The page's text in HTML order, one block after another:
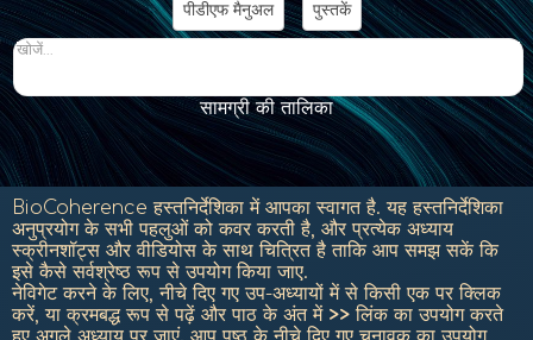
पीडीएफ मैनुअल पुस्तकें
खोजें...
सामग्री की तालिका
BioCoherence हस्तनिर्देशिका में आपका स्वागत है. यह हस्तनिर्देशिका
अनुप्रयोग के सभी पहलुओं को कवर करती है, और प्रत्येक अध्याय
स्क्रीनशॉट्स और वीडियोस के साथ चित्रित है ताकि आप समझ सकें कि
इसे कैसे सर्वश्रेष्ठ रूप से उपयोग किया जाए.
नेविगेट करने के लिए, नीचे दिए गए उप-अध्यायों में से किसी एक पर क्लिक
करें, या क्रमबद्ध रूप से पढ़ें और पाठ के अंत में >>लिंक का उपयोग करते